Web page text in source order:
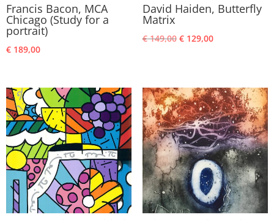
Francis Bacon, MCA
Chicago (Study for a
portrait)
€ 189,00
David Haiden, Butterfly
Matrix
€149,00 Oorspronkelijke
€ 149,00.
€129,00Huidige
€ 129,00.